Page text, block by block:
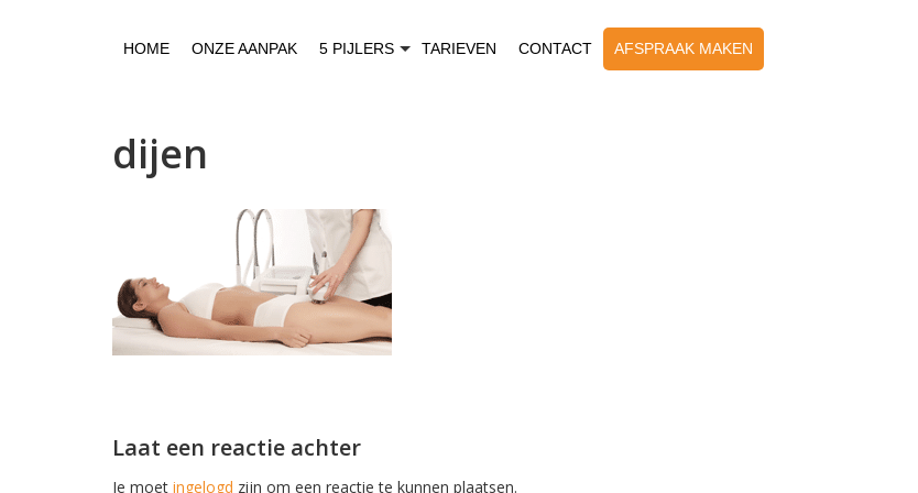
HOME ONZE AANPAK 5 PIJLERS TARIEVEN CONTACT AFSPRAAK MAKEN
dijen
Laat een reactie achter
Je moet ingelogd zijn om een reactie te kunnen plaatsen.